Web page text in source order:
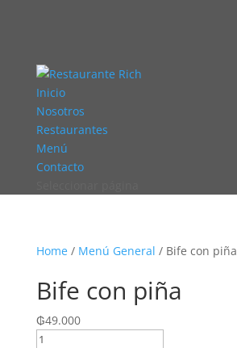
Inicio
Nosotros
Restaurantes
Menú
Contacto
Home/ Menú General / Bife con piña
Bife con piña
₲49.000
Bife